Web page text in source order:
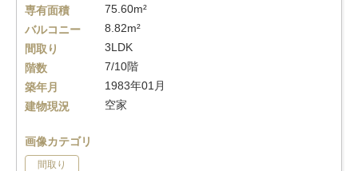
専有面積
75.60m²
バルコニー
8.82m²
間取り
3LDK
階数
7/10階
築年月
1983年01月
建物現況
空家
画像カテゴリ
間取り